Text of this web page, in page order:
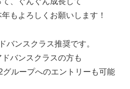
もよろしくお願いします！
バンスクラス推奨です。
バンスクラスの方も
グループへのエントリーも可能